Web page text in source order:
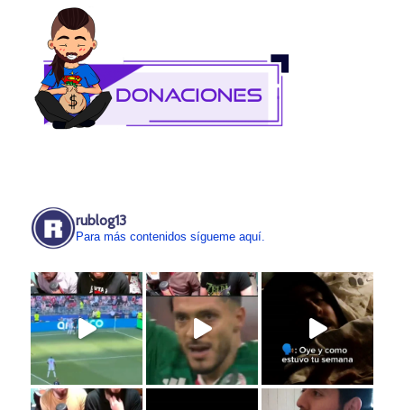
rublog13
Para más contenidos sígueme aquí.